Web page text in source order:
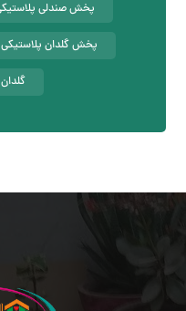
پخش صندلی
پخش گلدان پلاستیکی